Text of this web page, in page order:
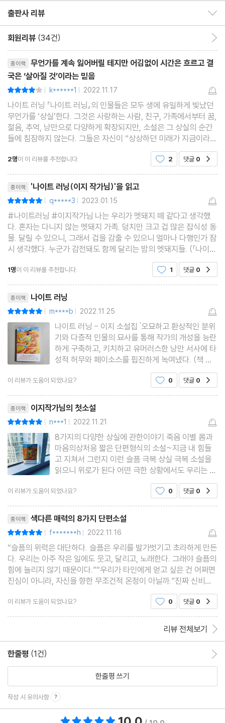
『나이트 러닝』의 인물들은 모두 생에 유일하게 빛났던 무언가를 ‘상
실’한다. 그것은 사랑하는 사람, 친구, 가족에서부터 꿈, 젊음, 추억,
지 않는다. 그들은 자신이 “상상하던 미래가 지금이라는 걸 믿을 수
없다”라고 푸념하면서도, “우리는 아주 작은 일에도 웃고, 달린
다”라며 쾌활하게 한 걸음 나아간다. 우리는 무언가를 계속 잃어버
릴 테지만 어김없이 시간은 흐르고 결국은 ‘살아질 것’이라는 믿음.
그 믿음의 응결 안에서 『나이트 러닝』이 보여주는 삶의 관성은 곧
“살아 있음의 증거”가 된다.
드리는 손으로 부채질을 하며 말했다. 불? 그러고 보니 드리의 온몸
이 땀으로 흠뻑 젖어 있었다.
“응. 불이 났다고 활활. 그리고 내가 이걸 주웠어.”
그때 내 눈에 들어온 것은 희끄무레한, 핏기없는, 가느다란, 약간은
물컹해 보이는, 길고 가는 물체였다. 소시지인가. 길고 가는 두 개의
(…) 절단된 팔을 보고 있자니 현기증이 밀려왔다. 눈 앞에 펼쳐진 이
걸 믿지 않는다면 대체 무얼 믿어야 할까. 드리가 들고 온 건 어디로
보나 마네킹도 소시지도 아닌 진짜 사람의 팔이었다.
“누가 팔을 흘렸나 보네.” _본문에서
출판사 리뷰
회원리뷰 (34건)
종이책
무언가를 계속 잃어버릴 테지만 어김없이 시간은 흐르고 결
국은 ‘살아질 것’이라는 믿음
| k******1 | 2022.11.17
나이트 러닝 『나이트 러닝』의 인물들은 모두 생에 유일하게 빛났던
무언가를 ‘상실’한다. 그것은 사랑하는 사람, 친구, 가족에서부터 꿈,
젊음, 추억, 낭만으로 다양하게 확장되지만, 소설은 그 상실의 순간
들에 침잠하지 않는다. 그들은 자신이 “상상하던 미래가 지금이라는
걸 믿을 수 없다”라고 푸념하면서도, “우리는 아주 작은 일에도 웃
고, 달린다”라며 쾌활하게
2명이 이 리뷰를 추천합니다. 2 댓글 0
종이책 '나이트 러닝(이지 작가님)'을 읽고
| q*****3 | 2023.01.15
#나이트러닝 #이지작가님 나는 우리가 멧돼지 떼 같다고 생각했
다. 혼자는 다니지 않는 멧돼지 가족. 덩치만 크고 겁 많은 잡식성 동
물. 달릴 수 있으니, 그래서 겁을 감출 수 있으니 얼마나 다행인가 잠
시 생각했다. 누군가 감전돼도 함께 달리는 밤의 멧돼지들. (「나이트
『나이트 러닝』에는 저마다의 방식으
1명이 이 리뷰를 추천합니다. 1 댓글 0
종이책 나이트 러닝
| m****b | 2022.11.25
나이트 러닝 - 이지 소설집 '오묘하고 환상적인 분위
기와 다층적 인물의 묘사를 통해 작가의 개성을 능란
하게 구축하고, 키치하고 유머러스한 낭만 서사에 타
성적 허무와 페이소스를 핍진하게 녹여냈다. (책 소
개 중)' 라고 하는 소설집.근데 나는 이런식으로 이야
기 전달하는 걸 별로 좋아하지 않아서 크게 와닿지는
@hanibook 출판사
이 리뷰가 도움이 되었나요? 0 댓글 0
종이책 이지작가님의 첫소설
| n***1 | 2022.11.21
8가지의 다양한 상실에 관한이야기 죽음 이별 몸과
마음의상처응 짧은 단편형식의 소설~지금 내 힘들
고 지쳐서 그런지 이런 슬픔 극복 상실 극복 소설을
읽으니 위로가 된다 어떤 극한 상황에서도 우리는 사
람을통해 위로 받고 의지하며 살아간다는걸 소설을
통해 작가님은 이야기 해준다난 나이트러닝을 읽으
내 읽어봐야겠다!
이 리뷰가 도움이 되었나요? 0 댓글 0
종이책 색다른 매력의 8가지 단편소설
| f*******h | 2022.11.16
“슬픔의 위력은 대단하다. 슬픔은 우리를 발가벗기고 초라하게 만든
다. 우리는 아주 작은 일에도 웃고, 달리고, 노래한다. 그래야 슬픔의
힘에 눌리지 않기 때문이다.”“우리가 타인에게 얻고 싶은 건 어쩌면
진심이 아니라, 자신을 향한 무조건적 온정이 아닐까.”진짜 신비로
운 소설이다. 요 근래 읽은 작품 중 가장 신비롭고 환상적인 면모가
돋보인다. 작가의 개성이 정말 뚜렷하다
이 리뷰가 도움이 되었나요? 0 댓글 0
리뷰 전체보기
한줄평 (1건)
한줄평 쓰기
작성 시 유의사항